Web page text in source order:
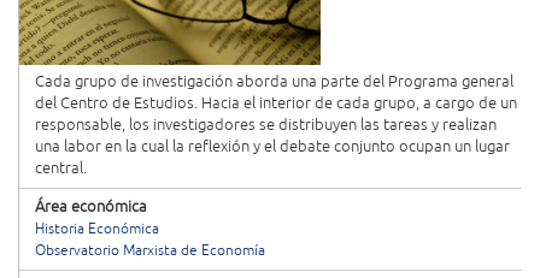
Cada grupo de investigación aborda una parte del Programa general
del Centro de Estudios. Hacia el interior de cada grupo, a cargo de un
responsable, los investigadores se distribuyen las tareas y realizan
una labor en la cual la reflexión y el debate conjunto ocupan un lugar
central.
Área económica
Historia Económica
Observatorio Marxista de Economía